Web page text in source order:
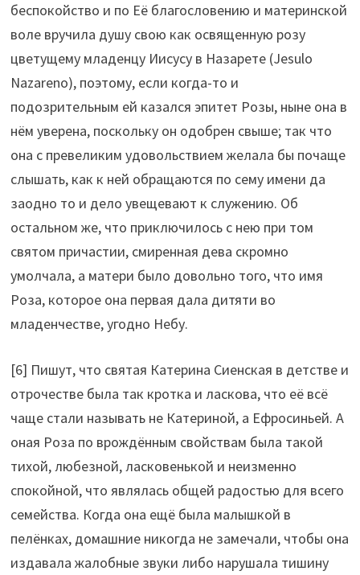
беспокойство и по Её благословению и материнской
воле вручила душу свою как освященную розу
цветущему младенцу Иисусу в Назарете (Jesulo
Nazareno), поэтому, если когда-то и
подозрительным ей казался эпитет Розы, ныне она в
нём уверена, поскольку он одобрен свыше; так что
она с превеликим удовольствием желала бы почаще
слышать, как к ней обращаются по сему имени да
заодно то и дело увещевают к служению. Об
остальном же, что приключилось с нею при том
святом причастии, смиренная дева скромно
умолчала, а матери было довольно того, что имя
Роза, которое она первая дала дитяти во
младенчестве, угодно Небу.
[6] Пишут, что святая Катерина Сиенская в детстве и
отрочестве была так кротка и ласкова, что её всё
чаще стали называть не Катериной, а Ефросиньей. А
оная Роза по врождённым свойствам была такой
тихой, любезной, ласковенькой и неизменно
спокойной, что являлась общей радостью для всего
семейства. Когда она ещё была малышкой в
пелёнках, домашние никогда не замечали, чтобы она
издавала жалобные звуки либо нарушала тишину